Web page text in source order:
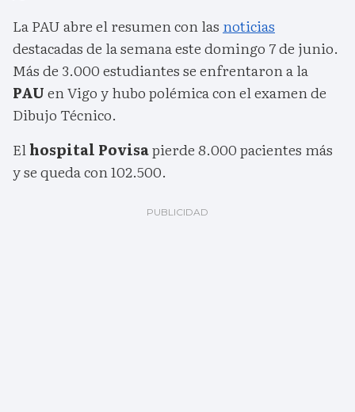
La PAU abre el resumen con las noticias
destacadas de la semana este domingo 7 de junio.
Más de 3.000 estudiantes se enfrentaron a la
PAUen Vigo y hubo polémica con el examen de
Dibujo Técnico.
Elhospital Povisapierde 8.000 pacientes más
y se queda con 102.500.